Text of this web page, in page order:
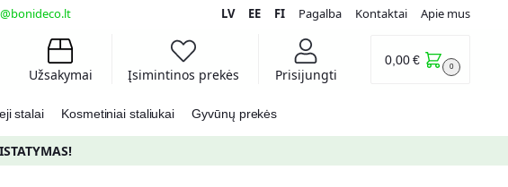
LV EE FI Pagalba Kontaktai Apie mus
Užsakymai Įsimintinos prekės Prisijungti
0,00€ 0
stalai Kosmetiniai staliukai Gyvūnų prekės